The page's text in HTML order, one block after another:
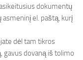
dokumentų
el. paštą, kurį
dėl tam tikros
gavus dovaną iš tolimo